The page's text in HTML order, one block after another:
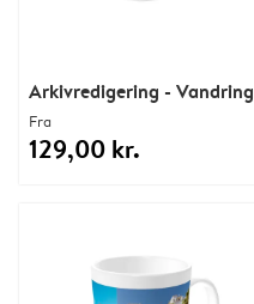
Arkivredigering - Vandring
Fra
129,00 kr.